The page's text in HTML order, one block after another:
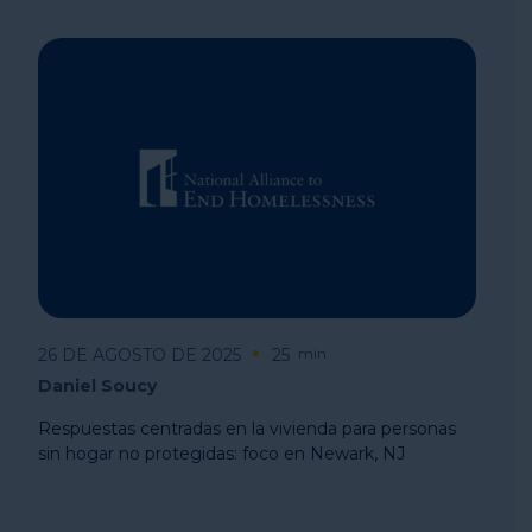
26 DE AGOSTO DE 2025 25 min
Daniel Soucy
Respuestas centradas en la vivienda para personas
sin hogar no protegidas: foco en Newark, NJ